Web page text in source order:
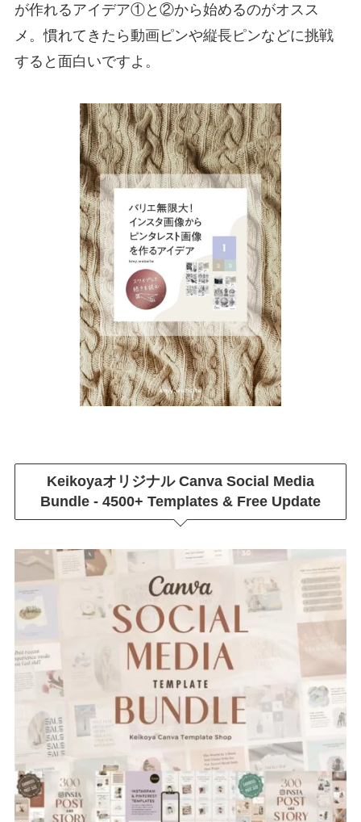
が作れるアイデア①と②から始めるのがオスス
メ。慣れてきたら動画ピンや縦長ピンなどに挑戦
すると面白いですよ。
Keikoyaオリジナル Canva Social Media
Bundle - 4500+ Templates & Free Update